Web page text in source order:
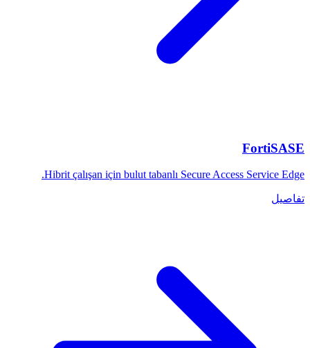
FortiSASE
Hibrit çalışan için bulut tabanlı Secure Access Service Edge.
تفاصيل